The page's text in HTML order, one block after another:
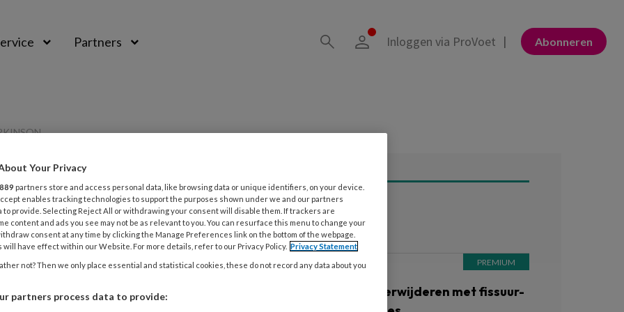
Partners Abonneren
Inloggen via ProVoet
Opslaan Reacties 0 Delen
bij Parkinson
Lees ook
Casus: Clavi verwijderen met fissuur-
Your Privacy
889 partners store and access personal data, like browsing data or unique identifiers, on your device.
enables tracking technologies to support the purposes shown under we and our partners
to provide. Selecting Reject All or withdrawing your consent will disable them. If trackers are
content and ads you see may not be as relevant to you. You can resurface this menu to change your
consent at any time by clicking the Manage Preferences link on the bottom of the webpage.
will have effect within our Website. For more details, refer to our Privacy Policy. Privacy Statement
not? Then we only place essential and statistical cookies, these do not record any data about you
partners process data to provide: